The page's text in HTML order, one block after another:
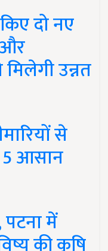
दो नए
और
उन्नत
से
आसान
में